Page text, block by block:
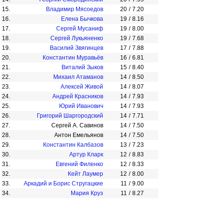
15.
Владимир Мясоедов 20 / 7.20
16.
Елена Бычкова 19 / 8.16
17.
Сергей Мусаниф 19 / 8.00
18.
Сергей Лукьяненко 19 / 7.68
19.
Василий Звягинцев 17 / 7.88
20.
Константин Муравьёв 16 / 6.81
21.
Виталий Зыков 15 / 8.40
22.
Михаил Атаманов 14 / 8.50
23.
Алексей Живой 14 / 8.07
24.
Андрей Красников 14 / 7.93
25.
Юрий Иванович 14 / 7.93
26.
Григорий Шаргородский 14 / 7.71
27.
Сергей А. Савинов 14 / 7.50
28.
Антон Емельянов 14 / 7.50
29.
Константин Калбазов 13 / 7.23
30.
Артур Кларк 12 / 8.83
31.
Евгений Филенко 12 / 8.33
32.
Кейт Лаумер 12 / 8.00
33.
Аркадий и Борис Стругацкие 11 / 9.00
34.
Мария Круз 11 / 8.27